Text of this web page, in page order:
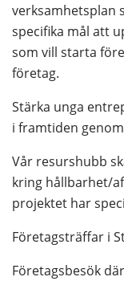
verksamhetsplan
specifika mål att
som vill starta
företag.
Stärka unga
i framtiden
Vår resurshubb
kring hållbarhet/
projektet har
Företagsträffar i
Företagsbesök